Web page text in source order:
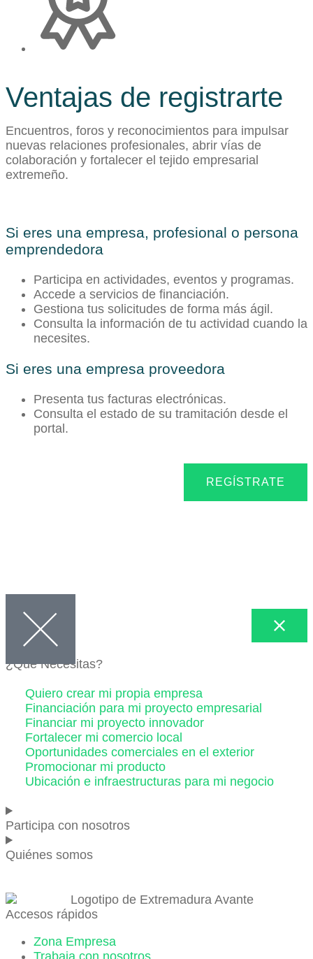
Ventajas de registrarte
Encuentros, foros y reconocimientos para impulsar
nuevas relaciones profesionales, abrir vías de
colaboración y fortalecer el tejido empresarial
extremeño.
Si eres una empresa, profesional o persona
emprendedora
Participa en actividades, eventos y programas.
Accede a servicios de financiación.
Gestiona tus solicitudes de forma más ágil.
Consulta la información de tu actividad cuando la
necesites.
Si eres una empresa proveedora
Presenta tus facturas electrónicas.
Consulta el estado de su tramitación desde el
portal.
REGÍSTRATE
¿Qué Necesitas?
Quiero crear mi propia empresa
Financiación para mi proyecto empresarial
Financiar mi proyecto innovador
Fortalecer mi comercio local
Oportunidades comerciales en el exterior
Promocionar mi producto
Ubicación e infraestructuras para mi negocio
Participa con nosotros
Quiénes somos
Accesos rápidos
Zona Empresa
Trabaja con nosotros